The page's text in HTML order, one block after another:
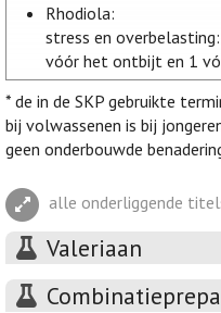
Rhodiola:
stress en
vóór het ontbijt en 1
* de in de SKP gebruikte
bij volwassenen is bij
geen onderbouwde
alle onderliggende
Valeriaan